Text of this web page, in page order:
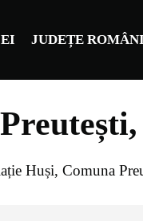
JUDEȚE
Huși, Comuna